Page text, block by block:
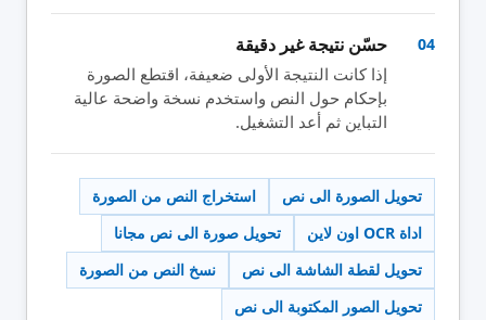
04 حسّن نتيجة غير دقيقة
إذا كانت النتيجة الأولى ضعيفة، اقتطع الصورة
بإحكام حول النص واستخدم نسخة واضحة عالية
التباين ثم أعد التشغيل.
تحويل الصورة الى نص
استخراج النص من الصورة
اداة OCR اون لاين
تحويل صورة الى نص مجانا
تحويل لقطة الشاشة الى نص
نسخ النص من الصورة
تحويل الصور المكتوبة الى نص